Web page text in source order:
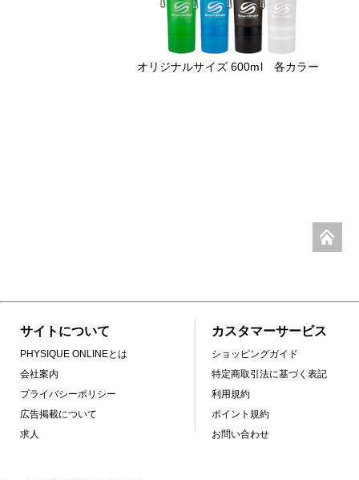
オリジナルサイズ 600ml 各カラー
サイトについて
PHYSIQUE ONLINEとは
会社案内
プライバシーポリシー
広告掲載について
求人
カスタマーサービス
ショッピングガイド
特定商取引法に基づく表記
利用規約
ポイント規約
お問い合わせ